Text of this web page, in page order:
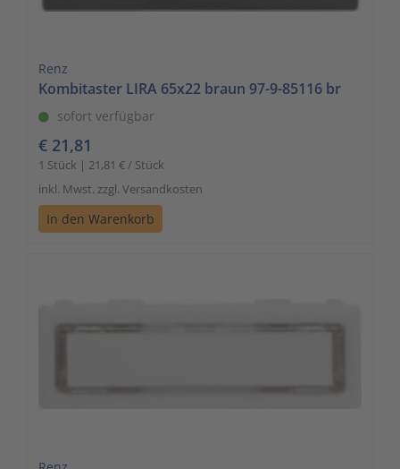
Renz
Kombitaster LIRA 65x22 braun 97-9-85116 br
sofort verfügbar
€ 21,81
1 Stück | 21,81 € / Stück
inkl. Mwst. zzgl. Versandkosten
In den Warenkorb